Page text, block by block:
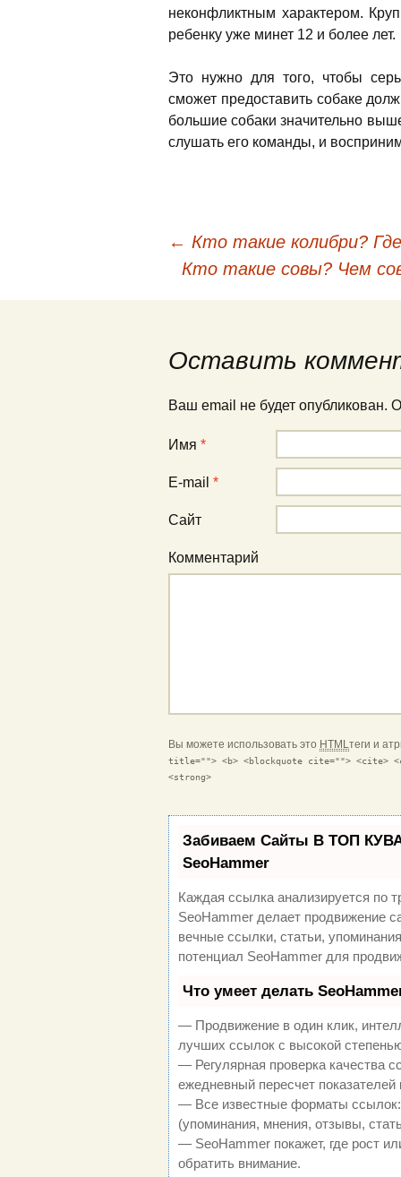
неконфликтным характером.
ребенку уже минет 12 и более лет.
Это нужно для того, чтобы
сможет предоставить собаке
большие собаки значительно
слушать его команды, и
Навигация по
← Кто такие колибри?
Кто такие совы? Чем
Оставить
Ваш email не будет опубликован.
Имя *
E-mail *
Сайт
Комментарий
Вы можете использовать это HTMLтеги и
title=""> <b> <blockquote cite=""> <cite>
<strong>
Забиваем Сайты В ТОП
SeoHammer
Каждая ссылка анализируется по
SeoHammer делает продвижение
вечные ссылки, статьи,
потенциал SeoHammer для
Что умеет делать
— Продвижение в один клик,
лучших ссылок с высокой
— Регулярная проверка качества
ежедневный пересчет показателей
— Все известные форматы
(упоминания, мнения, отзывы,
— SeoHammer покажет, где рост
обратить внимание.